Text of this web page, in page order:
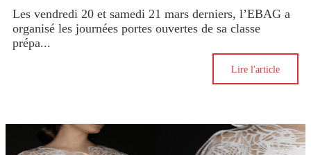
Les vendredi 20 et samedi 21 mars derniers, l’EBAG a
organisé les journées portes ouvertes de sa classe
prépa...
Lire l'article